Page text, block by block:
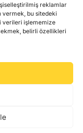
reklamlar
vermek, bu sitedeki
verileri işlememize
belirli özellikleri